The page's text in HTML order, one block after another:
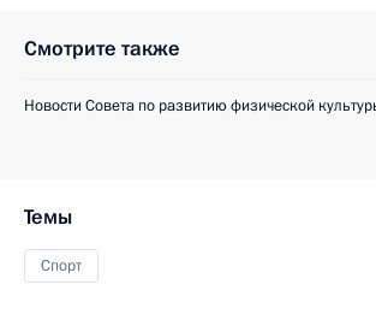
Смотрите также
Новости Совета по развитию физической
Темы
Спорт